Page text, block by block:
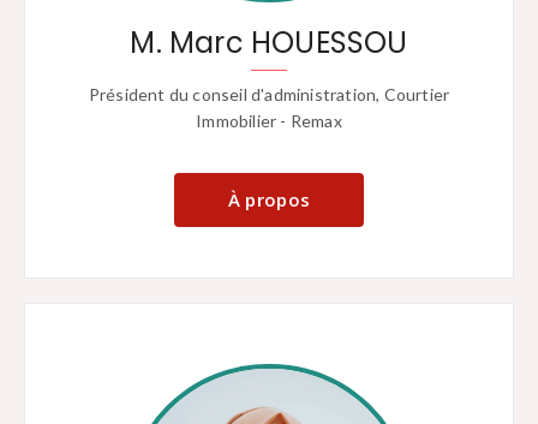
M. Marc HOUESSOU
Président du conseil d'administration, Courtier
Immobilier - Remax
À propos